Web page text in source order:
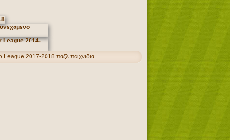
League 2017-2018 παζλ παιχνιδια